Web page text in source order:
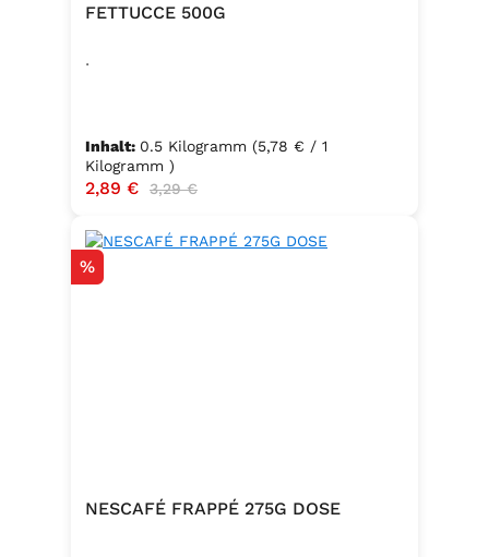
FETTUCCE 500G
.
Inhalt: 0.5 Kilogramm (5,78 € / 1
Kilogramm )
Verkaufspreis:
2,89 € Regulärer Preis:
3,29 €
Rabatt
%
NESCAFÉ FRAPPÉ 275G DOSE